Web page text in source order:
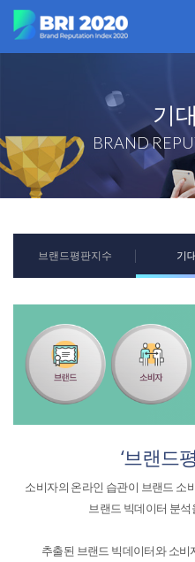
기
BRAND
브랜드평판지수 기
‘브랜드
소비자의 온라인 습관이 브랜드 소
브랜드 빅데이터 분
추출된 브랜드 빅데이터와 소